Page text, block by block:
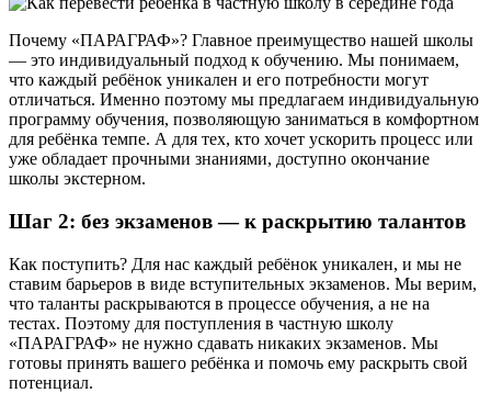
Почему «ПАРАГРАФ»? Главное преимущество нашей школы
— это индивидуальный подход к обучению. Мы понимаем,
что каждый ребёнок уникален и его потребности могут
отличаться. Именно поэтому мы предлагаем индивидуальную
программу обучения, позволяющую заниматься в комфортном
для ребёнка темпе. А для тех, кто хочет ускорить процесс или
уже обладает прочными знаниями, доступно окончание
школы экстерном.
Шаг 2: без экзаменов — к раскрытию талантов
Как поступить? Для нас каждый ребёнок уникален, и мы не
ставим барьеров в виде вступительных экзаменов. Мы верим,
что таланты раскрываются в процессе обучения, а не на
тестах. Поэтому для поступления в частную школу
«ПАРАГРАФ» не нужно сдавать никаких экзаменов. Мы
готовы принять вашего ребёнка и помочь ему раскрыть свой
потенциал.